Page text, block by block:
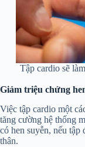
Tập cardio sẽ
Giảm triệu chứng
Việc tập cardio một
tăng cường hệ thống
có hen suyễn, nếu tập
thân.